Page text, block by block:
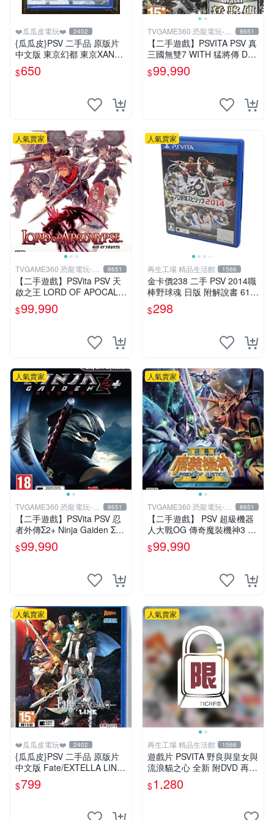
❤️瓜瓜皮電玩❤️ 2402
{瓜瓜皮}PSV 二手品 原版片
中文版 東京幻都 東京XANAD
U(遊戲都有回收)
$650
TVGAME360 恐龍電玩-台
中店
8651
【二手遊戲】PSVITA PSV 真
三國無雙7 WITH 猛將傳 DYN
ASTY WARRIORS 8 中文版
台中
$99,990
人氣賣家
TVGAME360 恐龍電玩-台
中店
8651
【二手遊戲】PSVita PSV 天
啟之王 LORD OF APOCALY
PSE 日文版【台中恐龍電
玩】
$99,990
人氣賣家
再生工場 精品生活館 1566
金卡價238 二手 PSV 2014職
棒野球魂 日版 附解說書 610
500000182 02
$298
人氣賣家
TVGAME360 恐龍電玩-台
中店
8651
【二手遊戲】PSVita PSV 忍
者外傳Σ2+ Ninja Gaiden Σ2
PLUS 中文版【台中恐龍電
玩】
$99,990
人氣賣家
TVGAME360 恐龍電玩-台
中店
8651
【二手遊戲】 PSV 超級機器
人大戰OG 傳奇魔裝機神3 鋼
彈 PRIDE OF JUSTICE 日文
版 台中恐龍電玩
$99,990
人氣賣家
❤️瓜瓜皮電玩❤️ 2402
{瓜瓜皮}PSV 二手品 原版片
中文版 Fate/EXTELLA LINK
(遊戲都有回收)
$799
人氣賣家
再生工場 精品生活館 1566
遊戲片 PSVITA 野良與皇女與
流浪貓之心 全新 附DVD 再生
工場 01
$1,280